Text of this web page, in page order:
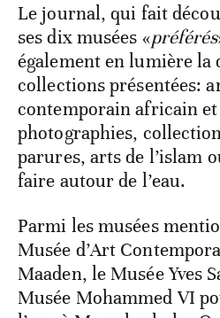
Le journal, qui fait
ses dix musées «préférés
également en lumière la
collections présentées:
contemporain africain
photographies,
parures, arts de l’islam
faire autour de l’eau.
Parmi les musées
Musée d’Art
Maaden, le Musée Yves
Musée Mohammed VI